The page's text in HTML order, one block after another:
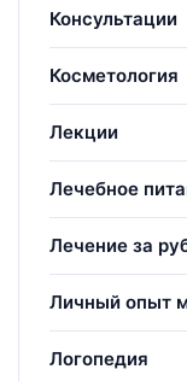
Консультации
Косметология
Лекции
Лечебное
Лечение за
Личный опыт
Логопедия